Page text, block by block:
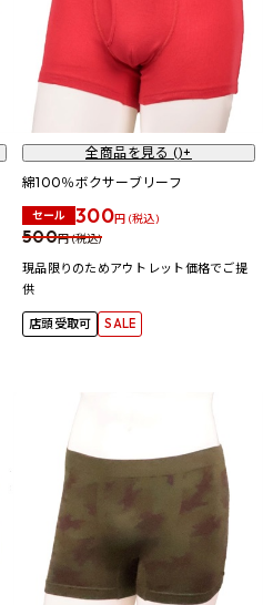
全商品を見る ()+
綿100％ボクサーブリーフ
セール 300円 (税込)
500円 (税込)
現品限りのためアウトレット価格でご提
供
店頭受取可 SALE